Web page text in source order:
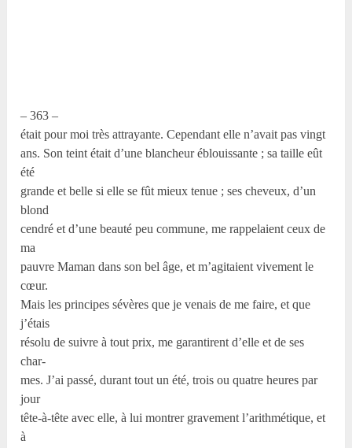
– 363 –
était pour moi très attrayante. Cependant elle n’avait pas vingt
ans. Son teint était d’une blancheur éblouissante ; sa taille eût
été
grande et belle si elle se fût mieux tenue ; ses cheveux, d’un
blond
cendré et d’une beauté peu commune, me rappelaient ceux de
ma
pauvre Maman dans son bel âge, et m’agitaient vivement le
cœur.
Mais les principes sévères que je venais de me faire, et que
j’étais
résolu de suivre à tout prix, me garantirent d’elle et de ses
char-
mes. J’ai passé, durant tout un été, trois ou quatre heures par
jour
tête-à-tête avec elle, à lui montrer gravement l’arithmétique, et
à